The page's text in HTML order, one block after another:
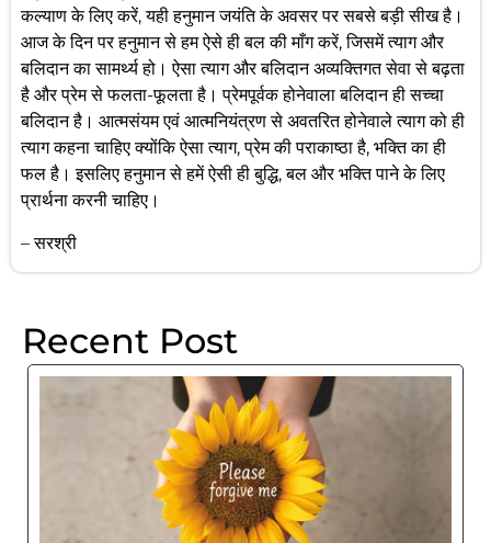
Recent Post
कल्याण के लिए करें, यही हनुमान जयंति के अवसर पर सबसे बड़ी सीख है।
आज के दिन पर हनुमान से हम ऐसे ही बल की माँग करें, जिसमें त्याग और
बलिदान का सामर्थ्य हो। ऐसा त्याग और बलिदान अव्यक्तिगत सेवा से बढ़ता
है और प्रेम से फलता-फूलता है। प्रेमपूर्वक होनेवाला बलिदान ही सच्चा
बलिदान है। आत्मसंयम एवं आत्मनियंत्रण से अवतरित होनेवाले त्याग को ही
त्याग कहना चाहिए क्योंकि ऐसा त्याग, प्रेम की पराकाष्ठा है, भक्ति का ही
फल है। इसलिए हनुमान से हमें ऐसी ही बुद्धि, बल और भक्ति पाने के लिए
प्रार्थना करनी चाहिए।
– सरश्री